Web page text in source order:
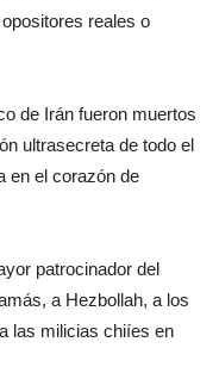
reales o
de Irán fueron muertos
ultrasecreta de todo el
en el corazón de
patrocinador del
a Hezbollah, a los
las milicias chiíes en